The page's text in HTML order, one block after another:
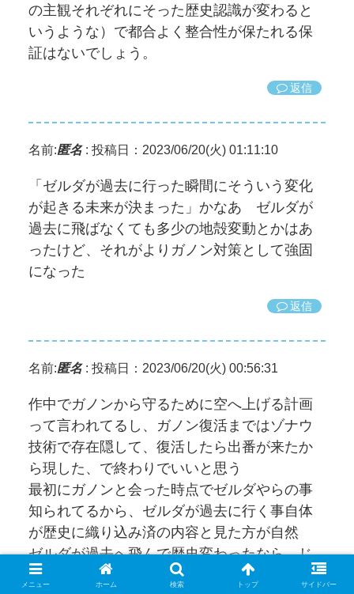
の主観それぞれにそった歴史認識が変わると
いうような）で都合よく整合性が保たれる保
証はないでしょう。
返信
名前:匿名: 投稿日：2023/06/20(火) 01:11:10
「ゼルダが過去に行った瞬間にそういう変化
が起きる未来が決まった」かなあ ゼルダが
過去に飛ばなくても多少の地殻変動とかはあ
ったけど、それがよりガノン対策として強固
になった
返信
名前:匿名: 投稿日：2023/06/20(火) 00:56:31
作中でガノンから守るために空へ上げる計画
って言われてるし、ガノン復活まではゾナウ
技術で存在隠して、復活したら出番が来たか
ら現した、で終わりでいいと思う
最初にガノンと会った時点でゼルダやらの事
知られてるから、ゼルダが過去に行く事自体
が歴史に織り込み済の内容と見た方が自然
ゼルダが過去へ飛んで歴史変わったなら、じ
ゃあ最初に飛ばされてたゼルダは何してた
メニュー ホーム 検索 トップ サイドバー